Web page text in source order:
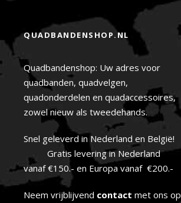
QUADBANDENSHOP.NL
Quadbandenshop: Uw adres voor
quadbanden, quadvelgen,
quadonderdelen en quadaccessoires,
zowel nieuw als tweedehands.
Snel geleverd in Nederland en België!
Gratis levering in Nederland
vanaf €150.- en Europa vanaf €200.-
Neem vrijblijvend contact met ons op